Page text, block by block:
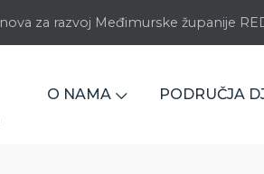
za razvoj Međimurske županije
O NAMA PODRUČJA